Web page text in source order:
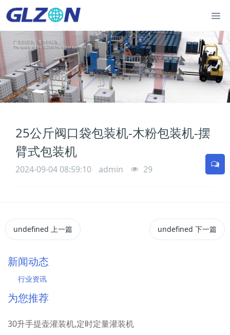
25公斤阀口袋包装机-木粉包装机-摆
臂式包装机
2024-09-04 08:59:10 admin 29
undefined 上一篇 undefined 下一篇
新闻动态
行业资讯
为您推荐
30升手提壶灌装机,定时定量灌装机